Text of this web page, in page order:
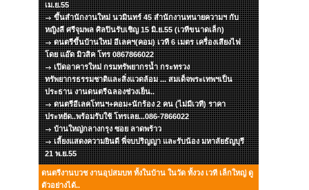
เม.ย.55
ขึ้นสำนักงานใหม่ นวมินทร์ 45 สำนักงานทนายความฯ กับ
หญิงลี ศรีจุมพล ศิลปินรับเชิญ 15 มิ.ย.55 (เวทีขนาดเล็ก)
ดนตรีขึ้นบ้านใหม่ อีเลคฯ(คอม) เวที 6 เมตร เครื่องเสียงไฟ
โดย แอ๊ด มิวสิค โทร 0867866022
เปิดอาคารใหม่ กรมทรัพยากรน้ำ กระทรวง
ทรัพยากรธรรมชาติและสิ่งแวดล้อม ... สมเด็จพระเทพฯเป็น
ประธาน งานดนตรีฉลองช่วงเย็น..
ดนตรีอีเลคโทนฯ+คอม+นักร้อง 2 คน (ไม่มีเวที) ราคา
ประหยัด..พร้อมรับใช้ โทรเลย...086-7866022
บ้านใหญ่กลางกรุง ซอย ลาดพร้าว
เลี้ยงแสดงความยินดี พี่จบปริญญา และรับน้อง มหาลัยธัญบุรี
21 พ.ย.55
ดนตรีงานบวช งานอุปสมบท ทั้งในบ้าน ในวัด ทั้งวง เวที เล็กใหญ่ ดู
ตัวอย่างได้..